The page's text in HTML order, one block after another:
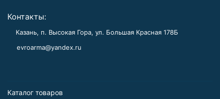
Контакты:
Казань, п. Высокая Гора, ул. Большая Красная 178Б
evroarma@yandex.ru
Каталог товаров